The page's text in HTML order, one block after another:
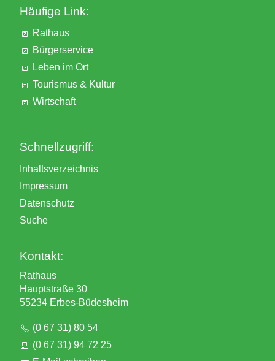
Häufige Link:
Rathaus
Bürgerservice
Leben im Ort
Tourismus & Kultur
Wirtschaft
Schnellzugriff:
Inhaltsverzeichnis
Impressum
Datenschutz
Suche
Kontakt:
Rathaus
Hauptstraße 30
55234 Erbes-Büdesheim
(0 67 31) 80 54
(0 67 31) 94 72 25